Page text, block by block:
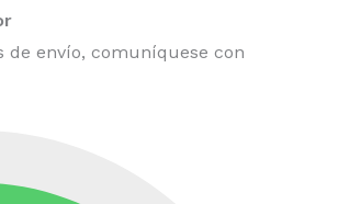
de envío, comuníquese con